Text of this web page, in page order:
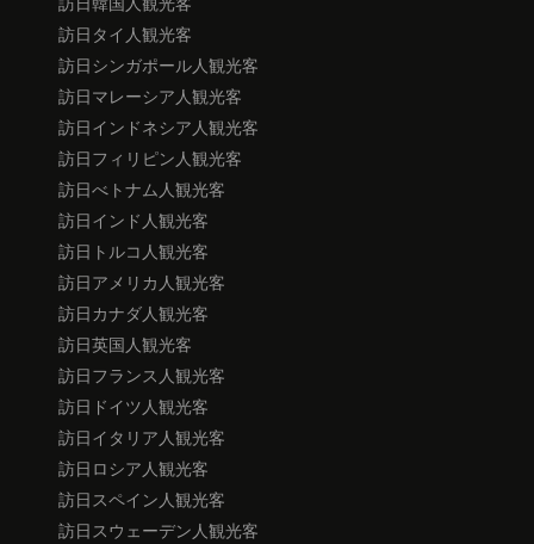
訪日タイ人観光客
訪日シンガポール人観光客
訪日マレーシア人観光客
訪日インドネシア人観光客
訪日フィリピン人観光客
訪日べトナム人観光客
訪日インド人観光客
訪日トルコ人観光客
訪日アメリカ人観光客
訪日カナダ人観光客
訪日英国人観光客
訪日フランス人観光客
訪日ドイツ人観光客
訪日イタリア人観光客
訪日ロシア人観光客
訪日スペイン人観光客
訪日スウェーデン人観光客